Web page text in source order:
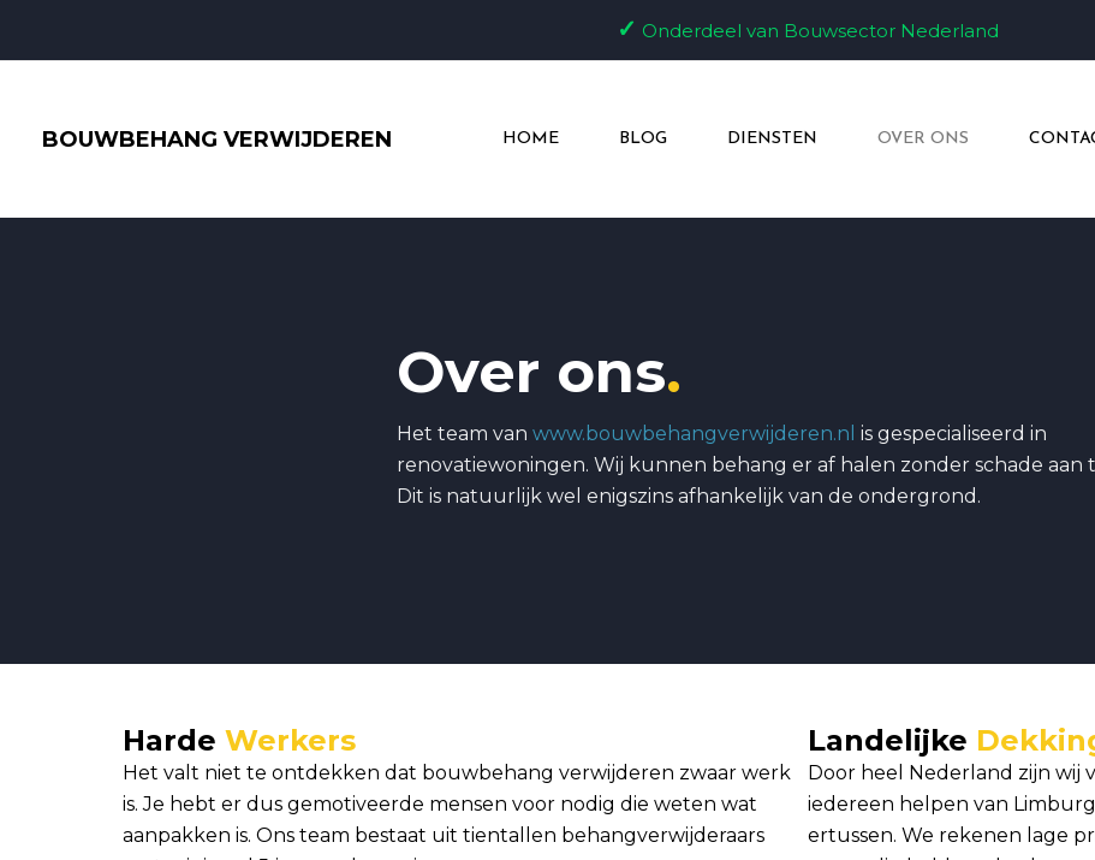
✓ Onderdeel van Bouwsector Nederland
BOUWBEHANG VERWIJDEREN HOME BLOG DIENSTEN OVER ONS
Over ons.
Het team van www.bouwbehangverwijderen.nl is gespecialiseerd in
renovatiewoningen. Wij kunnen behang er af halen zonder schade aan
Dit is natuurlijk wel enigszins afhankelijk van de ondergrond.
Harde Werkers
Het valt niet te ontdekken dat bouwbehang verwijderen zwaar werk
is. Je hebt er dus gemotiveerde mensen voor nodig die weten wat
aanpakken is. Ons team bestaat uit tientallen behangverwijderaars
Landelijke
Door heel Nederland zijn wij
iedereen helpen van
ertussen. We rekenen lage